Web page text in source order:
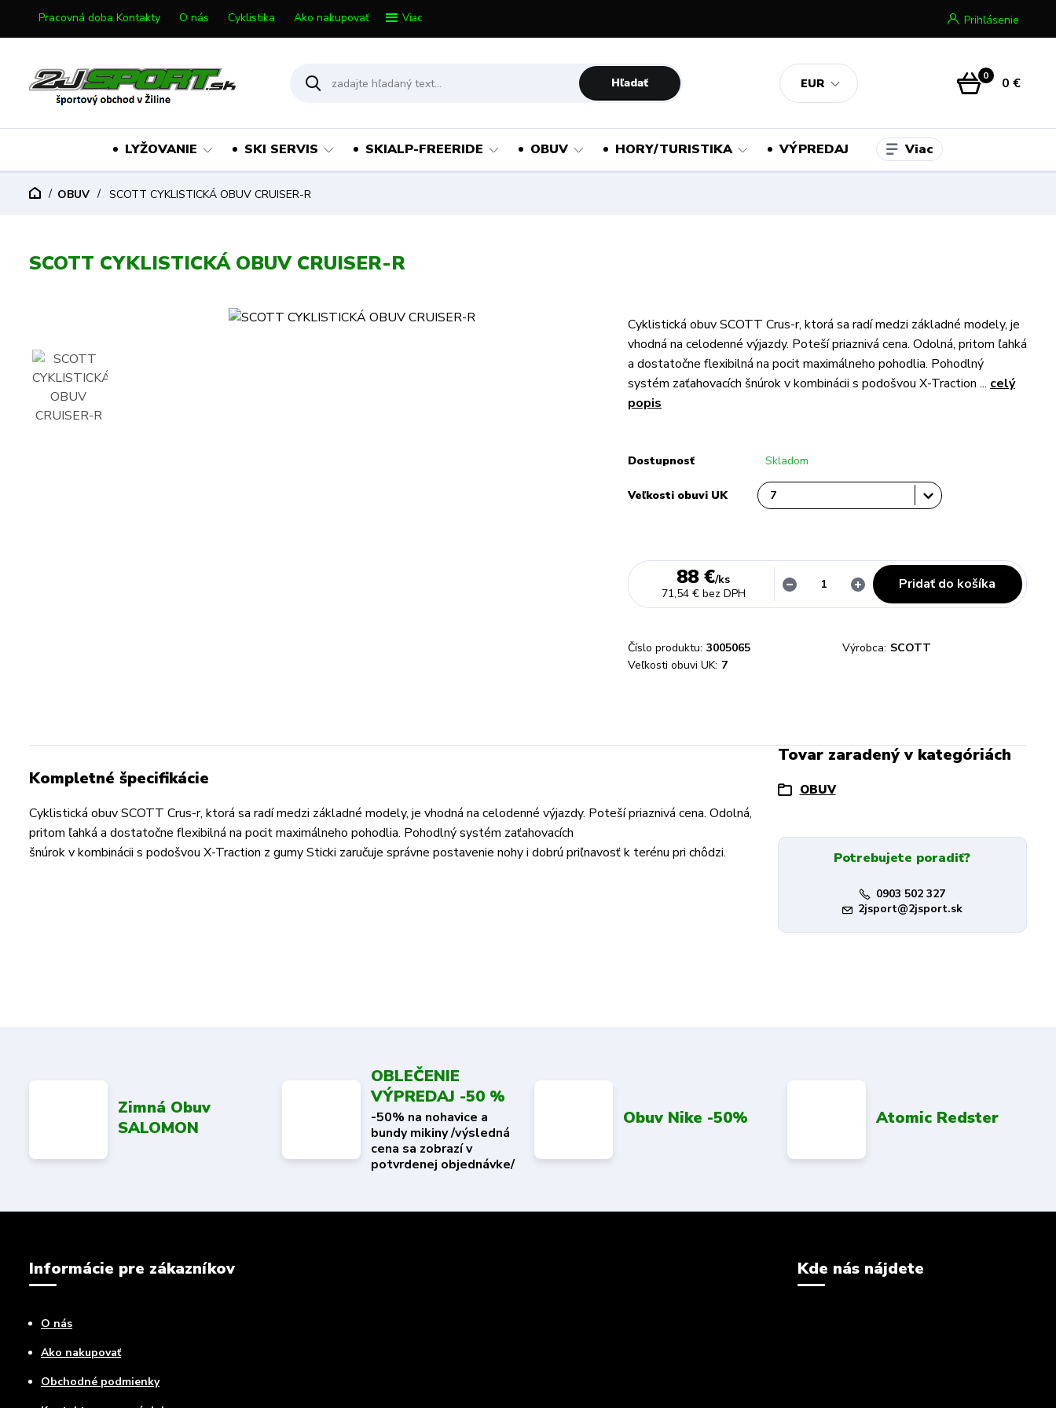
Pracovná doba Kontakty O nás Cyklistika Ako nakupovať Viac
EUR
Prihlásenie
Hľadať 0 0 €
LYŽOVANIE SKI SERVIS SKIALP-FREERIDE OBUV HORY/TURISTIKA VÝPREDAJ Viac
OBUV SCOTT CYKLISTICKÁ OBUV CRUISER-R
SCOTT CYKLISTICKÁ OBUV CRUISER-R
Cyklistická obuv SCOTT Crus-r, ktorá sa radí medzi základné modely, je
vhodná na celodenné výjazdy. Poteší priaznivá cena. Odolná, pritom ľahká
a dostatočne flexibilná na pocit maximálneho pohodlia. Pohodlný
systém zaťahovacích šnúrok v kombinácii s podošvou X-Traction ... celý
popis
Dostupnosť Skladom
Veľkosti obuvi UK
88 €/ks
71,54 € bez DPH
Pridať do košíka
Číslo produktu: 3005065 Výrobca: SCOTT
Veľkosti obuvi UK: 7
Kompletné špecifikácie
Cyklistická obuv SCOTT Crus-r, ktorá sa radí medzi základné modely, je vhodná na celodenné výjazdy. Poteší priaznivá cena. Odolná,
pritom ľahká a dostatočne flexibilná na pocit maximálneho pohodlia. Pohodlný systém zaťahovacích
šnúrok v kombinácii s podošvou X-Traction z gumy Sticki zaručuje správne postavenie nohy i dobrú priľnavosť k terénu pri chôdzi.
Tovar zaradený v kategóriách
OBUV
Potrebujete poradiť?
0903 502 327
2jsport@2jsport.sk
Zimná Obuv
SALOMON
OBLEČENIE
VÝPREDAJ -50 %
-50% na nohavice a
bundy mikiny /výsledná
cena sa zobrazí v
potvrdenej objednávke/
Obuv Nike -50% Atomic Redster
Informácie pre zákazníkov
O nás
Ako nakupovať
Obchodné podmienky
Kde nás nájdete